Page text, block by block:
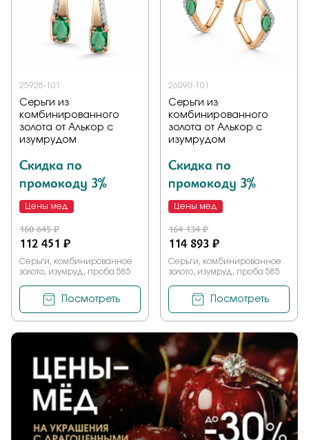
25928-101
Серьги из
комбинированного
золота от Алькор с
изумрудом
Скидка по
промокоду 3%
Цены мед
160 645 ₽
112 451 ₽
Серьги, комбинированное
золото, изумруд, проба 585
Посмотреть
26090-101
Серьги из
комбинированного
золота от Алькор с
изумрудом
Скидка по
промокоду 3%
Цены мед
164 134 ₽
114 893 ₽
Серьги, комбинированное
золото, изумруд, проба 585
Посмотреть